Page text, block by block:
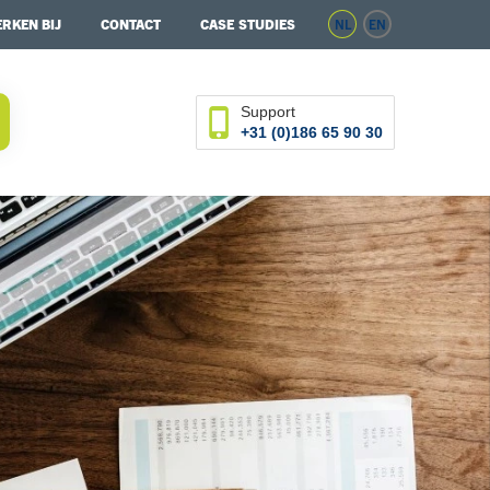
BIJ CONTACT CASE STUDIES NL EN
Support
+31 (0)186 65 90 30